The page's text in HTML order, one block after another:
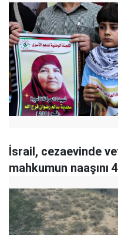
İsrail, cezaevinde
mahkumun